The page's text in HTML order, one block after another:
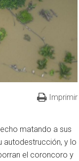
Imprimir
matando a sus
autodestrucción, y lo
el coroncoro y